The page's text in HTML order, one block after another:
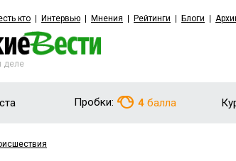
кто Интервью Мнения Рейтинги Блоги
деле
Пробки: 4 балла